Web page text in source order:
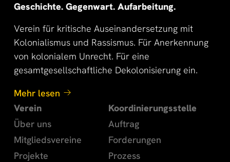
Geschichte. Gegenwart. Aufarbeitung.
Verein für kritische Auseinandersetzung mit
Kolonialismus und Rassismus. Für Anerkennung
von kolonialem Unrecht. Für eine
gesamtgesellschaftliche Dekolonisierung ein.
Mehr lesen
Verein
Über uns
Mitgliedsvereine
Projekte
Koordinierungsstelle
Auftrag
Forderungen
Prozess